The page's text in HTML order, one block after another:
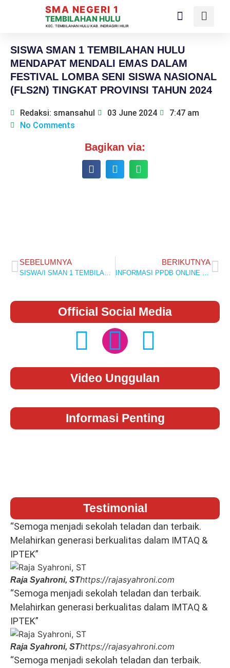
SMA NEGERI 1
TEMBILAHAN HULU
KEC. TEMBILAHAN HULU KAB. INDRAGIRI HILIR
SISWA SMAN 1 TEMBILAHAN HULU
MENDAPAT MENDALI EMAS DALAM
FESTIVAL LOMBA SENI SISWA NASIONAL
(FLS2N) TINGKAT PROVINSI TAHUN 2024
Redaksi: smansahul 03 June 2024
7:47 am
No Comments
Bagikan via:
SEBELUMNYA
SISWA/I SMAN 1 TEMBILAHAN HULU MENDAPATKAN 5 MENDALI EMAS,2 MENDALI PERAK, DAN 2 MENDALI PERUNGGU DALAM FESTIVAL LOMBA SENI SISWA NASIONAL (FLS2N) TINGKAT KABUPATEN INDRAGIRI HILIR 2024
BERIKUTNYA
INFORMASI PPDB ONLINE T.P 2024/2025 SMA NEGERI 1 TEMBILAHAN HULU
Official Social Media
Video Unggulan
Informasi Penting
Testimonial
“Semoga menjadi sekolah teladan dan terbaik.
Melahirkan generasi berkualitas dalam IMTAQ &
IPTEK”
Raja Syahroni, SThttps://rajasyahroni.com
“Semoga menjadi sekolah teladan dan terbaik.
Melahirkan generasi berkualitas dalam IMTAQ &
IPTEK”
Raja Syahroni, SThttps://rajasyahroni.com
“Semoga menjadi sekolah teladan dan terbaik.